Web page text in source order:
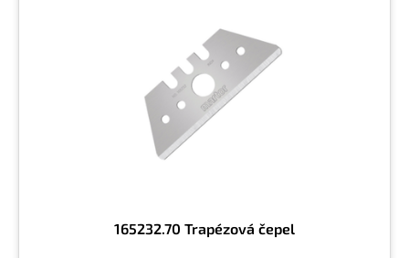
165232.70 Trapézová čepel